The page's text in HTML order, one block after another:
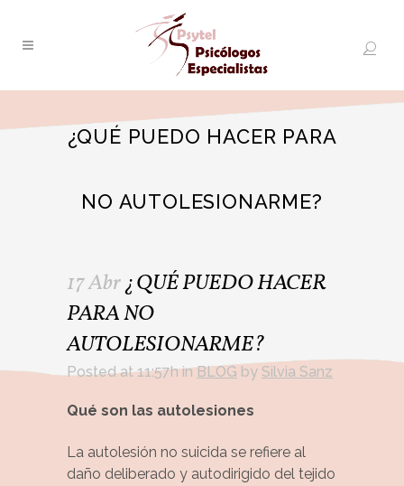
¿QUÉ PUEDO HACER PARA
NO AUTOLESIONARME?
17 Abr¿QUÉ PUEDO HACER
PARA NO
AUTOLESIONARME?
Posted at 11:57hinBLOG by Silvia Sanz
Qué son las autolesiones
La autolesión no suicida se refiere al
daño deliberado y autodirigido del tejido